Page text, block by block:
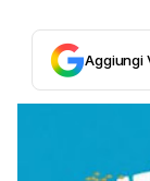
Aggiungi